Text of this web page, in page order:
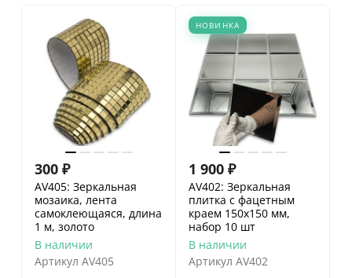
300 ₽
AV405: Зеркальная
мозаика, лента
самоклеющаяся, длина
1 м, золото
В наличии
Артикул AV405
НОВИНКА
1 900 ₽
AV402: Зеркальная
плитка с фацетным
краем 150х150 мм,
набор 10 шт
В наличии
Артикул AV402